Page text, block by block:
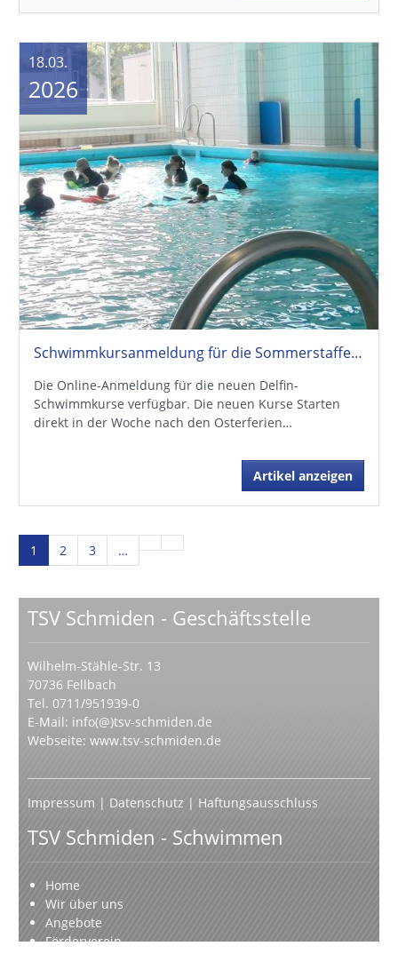
Schwimmkursanmeldung für die Sommerstaffel online!
Die Online-Anmeldung für die neuen Delfin-
Schwimmkurse verfügbar. Die neuen Kurse Starten
direkt in der Woche nach den Osterferien…
Artikel anzeigen
18.03.
2026
1 2 3 …
TSV Schmiden - Geschäftsstelle
Wilhelm-Stähle-Str. 13
70736 Fellbach
Tel. 0711/951939-0
E-Mail: info(@)tsv-schmiden.de
Webseite: www.tsv-schmiden.de
Impressum | Datenschutz | Haftungsausschluss
TSV Schmiden - Schwimmen
Home
Wir über uns
Angebote
Förderverein